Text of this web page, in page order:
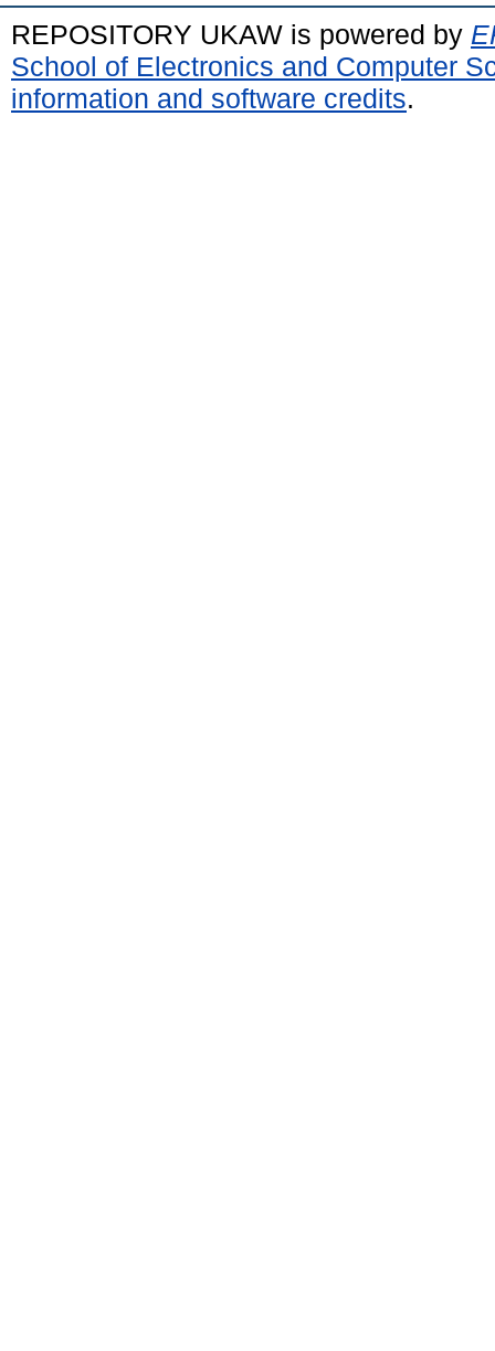
REPOSITORY UKAW is powered by
School of Electronics and Computer
information and software credits.